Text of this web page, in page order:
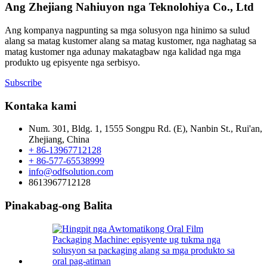
Ang Zhejiang Nahiuyon nga Teknolohiya Co., Ltd
Ang kompanya nagpunting sa mga solusyon nga hinimo sa sulud
alang sa matag kustomer alang sa matag kustomer, nga naghatag sa
matag kustomer nga adunay makatagbaw nga kalidad nga mga
produkto ug episyente nga serbisyo.
Subscribe
Kontaka kami
Num. 301, Bldg. 1, 1555 Songpu Rd. (E), Nanbin St., Rui'an,
Zhejiang, China
+ 86-13967712128
+ 86-577-65538999
info@odfsolution.com
8613967712128
Pinakabag-ong Balita